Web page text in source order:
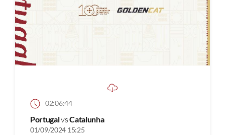
02:06:44
PortugalvsCatalunha
01/09/2024 15:25